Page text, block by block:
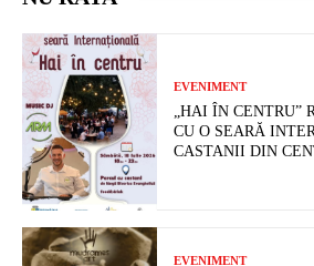
EVENIMENT
„HAI ÎN CENTRU”
CU O SEARĂ
CASTANII DIN
EVENIMENT